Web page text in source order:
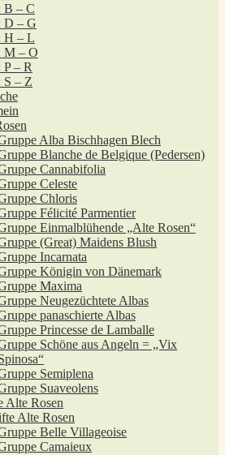
B – C
D – G
H – L
M – O
P – R
S – Z
Alba Bischhagen Blech
Blanche de Belgique (Pedersen)
Cannabifolia
Celeste
Chloris
Félicité Parmentier
Einmalblühende „Alte Rosen“
(Great) Maidens Blush
Incarnata
Königin von Dänemark
Maxima
Neugezüchtete Albas
panaschierte Albas
Princesse de Lamballe
Schöne aus Angeln = „Vix
Semiplena
Suaveolens
Alte Rosen
Alte Rosen
Belle Villageoise
Camaieux